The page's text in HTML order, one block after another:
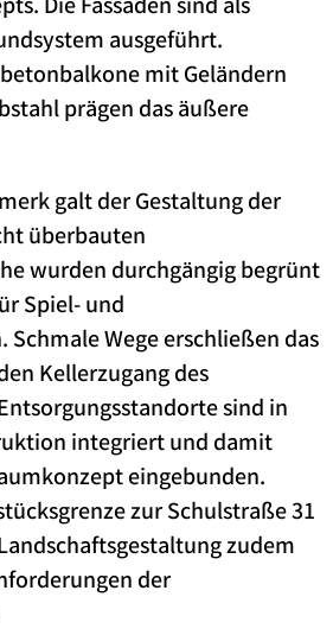
Die Fassaden sind als
ausgeführt.
mit Geländern
prägen das äußere
galt der Gestaltung der
überbauten
wurden durchgängig begrünt
Spiel- und
Wege erschließen das
Kellerzugang des
sind in
integriert und damit
eingebunden.
zur Schulstraße 31
zudem
der